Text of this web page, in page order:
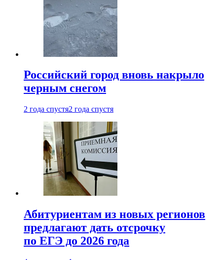
Российский город вновь накрыло
черным снегом
2 года спустя2 года спустя
Абитуриентам из новых регионов
предлагают дать отсрочку
по ЕГЭ до 2026 года